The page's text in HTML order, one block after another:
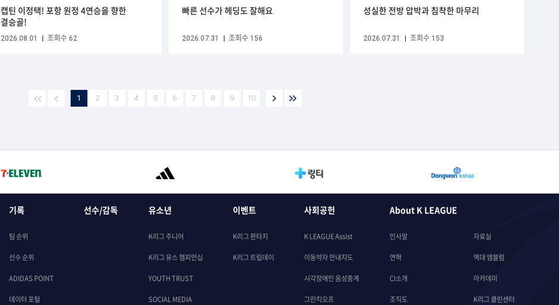
캡틴 이정택! 포항 원정 4연승을 향한
결승골!
2026.08.01 조회수 62
빠른 선수가 헤딩도 잘해요
2026.07.31 조회수 156
성실한 전방 압박과 침착한 마무리
2026.07.31 조회수 153
1 2 3 4 5 6 7 8 9 10
기록
팀 순위
선수 순위
ADIDAS POINT
데이터 포털
선수/감독 유소년
K리그 주니어
K리그 유스 챔피언십
YOUTH TRUST
SOCIAL MEDIA
이벤트
K리그 판타지
K리그 트립데이
사회공헌
K LEAGUE Assist
이동약자 안내지도
시각장애인 음성중계
그린킥오프
About K LEAGUE
인사말
연혁
CI소개
조직도
자료실
역대 엠블럼
아카데미
K리그 클린센터